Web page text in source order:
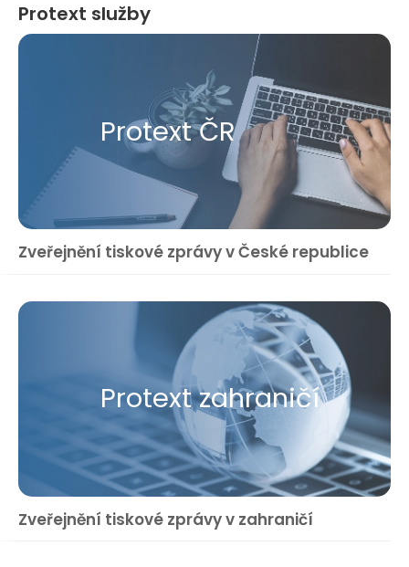
Protext služby
Protext ČR
Zveřejnění tiskové zprávy v České republice
Protext zahraničí
Zveřejnění tiskové zprávy v zahraničí